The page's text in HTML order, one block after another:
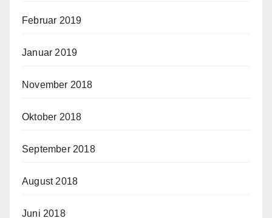
Februar 2019
Januar 2019
November 2018
Oktober 2018
September 2018
August 2018
Juni 2018